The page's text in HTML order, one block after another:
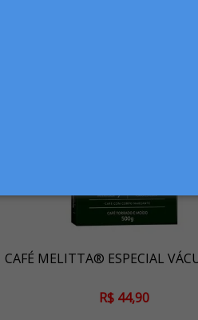
CAFÉ MELITTA® ESPECIAL
R$ 44,90